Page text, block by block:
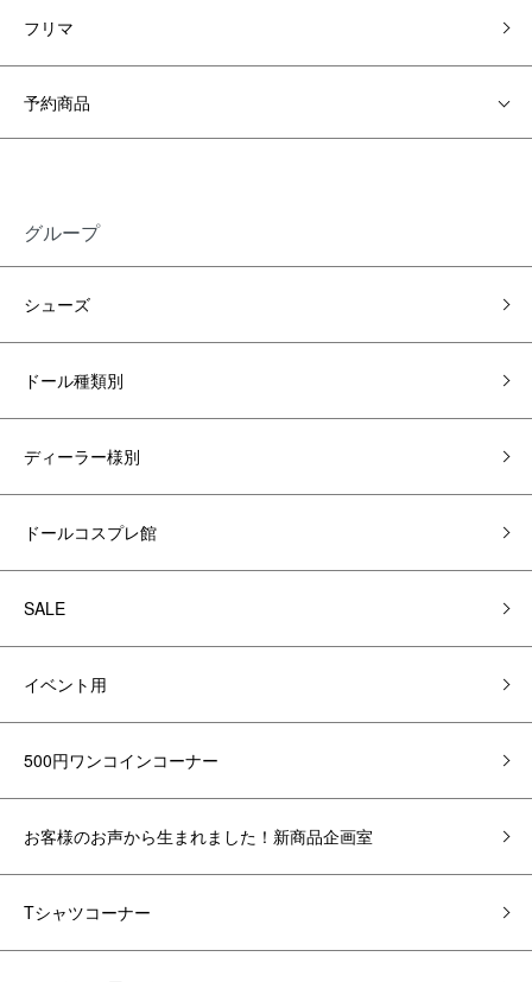
フリマ
予約商品
グループ
シューズ
ドール種類別
ディーラー様別
ドールコスプレ館
SALE
イベント用
500円ワンコインコーナー
お客様のお声から生まれました！新商品企画室
Tシャツコーナー